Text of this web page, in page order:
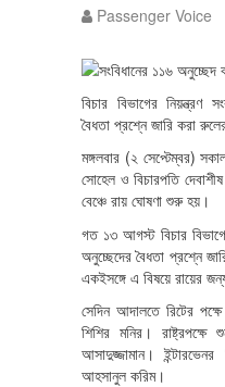
Passenger
বিচার বিভাগের নিয়ন্ত্রণ
বৈধতা প্রশ্নে জারি করা
মঙ্গলবার (২ সেপ্টেম্বর)
সোহেল ও বিচারপতি
বেঞ্চে রায় ঘোষণা শুরু হয়।
গত ১৩ আগস্ট বিচার
অনুচ্ছেদের বৈধতা প্রশ্নে
একইসঙ্গে এ বিষয়ে রায়ের
সেদিন আদালতে রিটের
শিশির মনির। রাষ্ট্রপক্ষে
আসাদুজ্জামান।
আহসানুল করিম।